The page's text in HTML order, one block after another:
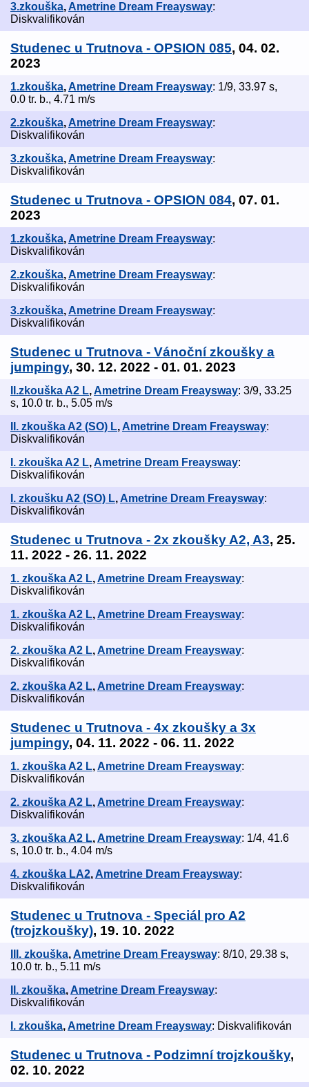
3.zkouška, Ametrine Dream Freaysway:
Diskvalifikován
Studenec u Trutnova - OPSION 085, 04. 02.
2023
1.zkouška,Ametrine Dream Freaysway: 1/9, 33.97 s,
0.0 tr. b., 4.71 m/s
2.zkouška, Ametrine Dream Freaysway:
Diskvalifikován
3.zkouška,Ametrine Dream Freaysway:
Diskvalifikován
Studenec u Trutnova - OPSION 084, 07. 01.
2023
1.zkouška, Ametrine Dream Freaysway:
Diskvalifikován
2.zkouška,Ametrine Dream Freaysway:
Diskvalifikován
3.zkouška, Ametrine Dream Freaysway:
Diskvalifikován
Studenec u Trutnova - Vánoční zkoušky a
jumpingy, 30. 12. 2022 - 01. 01. 2023
II.zkouška A2 L,Ametrine Dream Freaysway: 3/9, 33.25
s, 10.0 tr. b., 5.05 m/s
II. zkouška A2 (SO) L, Ametrine Dream Freaysway:
Diskvalifikován
I. zkouška A2 L,Ametrine Dream Freaysway:
Diskvalifikován
I. zkoušku A2 (SO) L, Ametrine Dream Freaysway:
Diskvalifikován
Studenec u Trutnova - 2x zkoušky A2, A3, 25.
11. 2022 - 26. 11. 2022
1. zkouška A2 L,Ametrine Dream Freaysway:
Diskvalifikován
1. zkouška A2 L, Ametrine Dream Freaysway:
Diskvalifikován
2. zkouška A2 L,Ametrine Dream Freaysway:
Diskvalifikován
2. zkouška A2 L, Ametrine Dream Freaysway:
Diskvalifikován
Studenec u Trutnova - 4x zkoušky a 3x
jumpingy, 04. 11. 2022 - 06. 11. 2022
1. zkouška A2 L,Ametrine Dream Freaysway:
Diskvalifikován
2. zkouška A2 L, Ametrine Dream Freaysway:
Diskvalifikován
3. zkouška A2 L,Ametrine Dream Freaysway: 1/4, 41.6
s, 10.0 tr. b., 4.04 m/s
4. zkouška LA2, Ametrine Dream Freaysway:
Diskvalifikován
Studenec u Trutnova - Speciál pro A2
(trojzkoušky), 19. 10. 2022
III. zkouška,Ametrine Dream Freaysway: 8/10, 29.38 s,
10.0 tr. b., 5.11 m/s
II. zkouška, Ametrine Dream Freaysway:
Diskvalifikován
I. zkouška,Ametrine Dream Freaysway: Diskvalifikován
Studenec u Trutnova - Podzimní trojzkoušky,
02. 10. 2022